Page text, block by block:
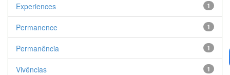
1
Experiences
1
Permanence
1
Permanência
1
Vivências